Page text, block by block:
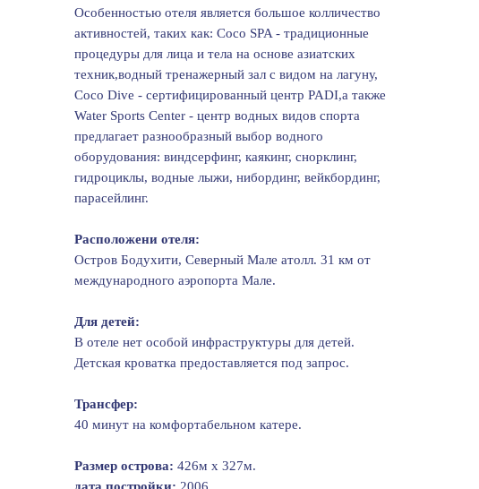
Особенностью отеля является большое колличество
активностей, таких как: Cоcо SPA - традиционные
процедуры для лица и тела на основе азиатских
техник,водный тренажерный зал с видом на лагуну,
Cоcо Dive - сертифицированный центр PADI,а также
Water Spоrts Center - центр водных видов спорта
предлагает разнообразный выбор водного
оборудования: виндсерфинг, каякинг, снорклинг,
гидроциклы, водные лыжи, нибординг, вейкбординг,
парасейлинг.
Расположени отеля:
Остров Бодухити, Северный Мале атолл. 31 км от
международного аэропорта Мале.
Для детей:
В отеле нет особой инфраструктуры для детей.
Детская кроватка предоставляется под запрос.
Трансфер:
40 минут на комфортабельном катере.
Размер острова: 426м х 327м.